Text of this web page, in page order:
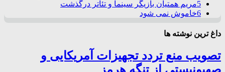
5مریم همتیان بازیگر سینما و تئاتر درگذشت
6خاموش نمی شود
داغ ترین نوشته ها
تصویب منع تردد تجهیزات آمریکایی و